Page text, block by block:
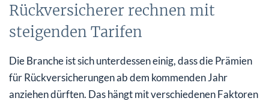
Rückversicherer rechnen mit
steigenden Tarifen
Die Branche ist sich unterdessen einig, dass die Prämien
für Rückversicherungen ab dem kommenden Jahr
anziehen dürften. Das hängt mit verschiedenen Faktoren